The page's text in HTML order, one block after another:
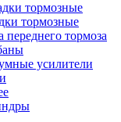
тормозные
тормозные
тормоза
усилители